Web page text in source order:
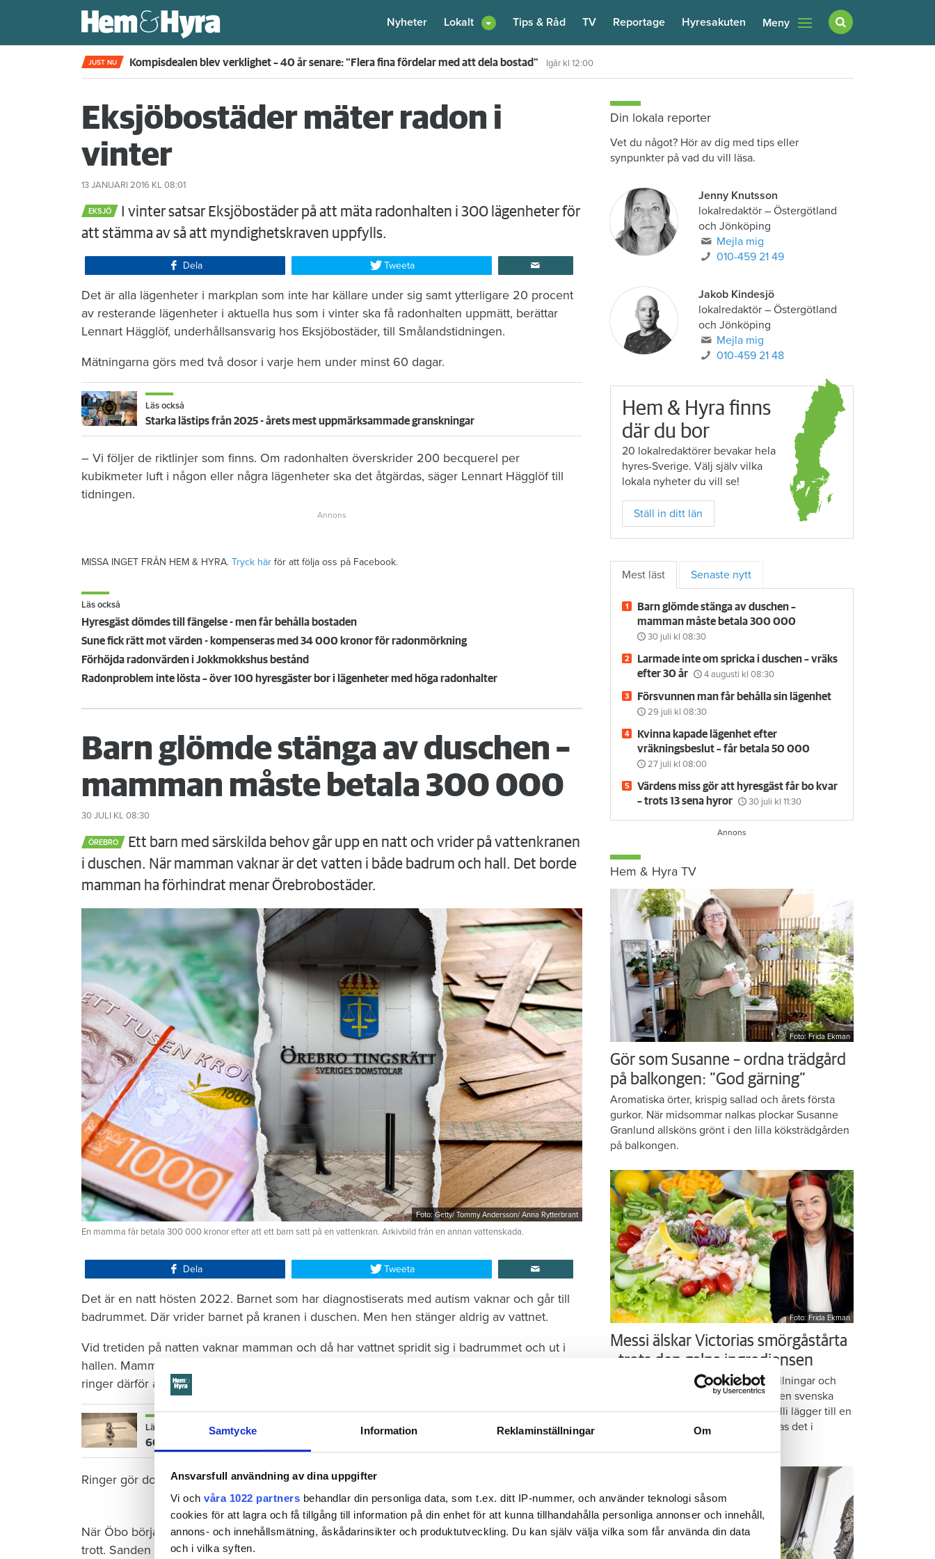
Samtycke Information Reklaminställningar Om
Ansvarsfull användning av dina uppgifter
Vi och våra 1022 partners behandlar din personliga data, som t.ex. ditt IP-nummer, och använder teknologi såsom
cookies för att lagra och få tillgång till information på din enhet för att kunna tillhandahålla personliga annonser och innehåll,
annons- och innehållsmätning, åskådarinsikter och produktutveckling. Du kan själv välja vilka som får använda din data
och i vilka syften.
Nyheter Lokalt Tips & Råd TV Reportage Hyresakuten Meny
JUST NU Kompisdealen blev verklighet – 40 år senare: "Flera fina fördelar med att dela bostad" Igår kl 12:00
Eksjöbostäder mäter radon i
vinter
13 JANUARI 2016 KL 08:01
EKSJÖ
I vinter satsar Eksjöbostäder på att mäta radonhalten i 300 lägenheter för
att stämma av så att myndighetskraven uppfylls.
Dela Tweeta
Det är alla lägenheter i markplan som inte har källare under sig samt ytterligare 20 procent
av resterande lägenheter i aktuella hus som i vinter ska få radonhalten uppmätt, berättar
Lennart Hägglöf, underhållsansvarig hos Eksjöbostäder, till Smålandstidningen.
Mätningarna görs med två dosor i varje hem under minst 60 dagar.
Läs också
Starka lästips från 2025 - årets mest uppmärksammade granskningar
– Vi följer de riktlinjer som finns. Om radonhalten överskrider 200 becquerel per
kubikmeter luft i någon eller några lägenheter ska det åtgärdas, säger Lennart Hägglöf till
tidningen.
MISSA INGET FRÅN HEM & HYRA. Tryck här för att följa oss på Facebook.
Läs också
Hyresgäst dömdes till fängelse - men får behålla bostaden
Sune fick rätt mot värden - kompenseras med 34 000 kronor för radonmörkning
Förhöjda radonvärden i Jokkmokkshus bestånd
Radonproblem inte lösta – över 100 hyresgäster bor i lägenheter med höga radonhalter
Barn glömde stänga av duschen –
mamman måste betala 300 000
30 JULI KL 08:30
ÖREBRO
Ett barn med särskilda behov går upp en natt och vrider på vattenkranen
i duschen. När mamman vaknar är det vatten i både badrum och hall. Det borde
mamman ha förhindrat menar Örebrobostäder.
Foto: Getty/ Tommy Andersson/ Anna Rytterbrant
En mamma får betala 300 000 kronor efter att ett barn satt på en vattenkran. Arkivbild från en annan vattenskada.
Dela Tweeta
Det är en natt hösten 2022. Barnet som har diagnostiserats med autism vaknar och går till
badrummet. Där vrider barnet på kranen i duschen. Men hen stänger aldrig av vattnet.
Vid tretiden på natten vaknar mamman och då har vattnet spridit sig i badrummet och ut i
hallen. Mamman torkar förtvivlat upp vattnet och tror därmed att saken är ur världen. Hon
ringer därför aldrig till sin hyresvärd Örebrobostäder, Öbo, och berättar om olyckan.
Läs också
600 kronor dyrare att bo efter vattenskada i Varberg
Ringer gör dock grannen nedanför – när det börjar läcka vatten genom taket.
När Öbo börjar undersöka skadan i januari 2023 visar det sig att den är större än man först
trott. Sanden under golvet har sugit upp vattnet så att det spridit sig in i både kök och
Din lokala reporter
Vet du något? Hör av dig med tips eller
synpunkter på vad du vill läsa.
Jenny Knutsson
lokalredaktör– Östergötland
och Jönköping
Mejla mig
010-459 21 49
Jakob Kindesjö
lokalredaktör– Östergötland
och Jönköping
Mejla mig
010-459 21 48
Hem & Hyra finns
där du bor
20 lokalredaktörer bevakar hela
hyres-Sverige. Välj själv vilka
lokala nyheter du vill se!
Ställ in ditt län
Mest läst Senaste nytt
Barn glömde stänga av duschen –
mamman måste betala 300 000
30 juli kl 08:30
Larmade inte om spricka i duschen – vräks
efter 30 år
4 augusti kl 08:30
Försvunnen man får behålla sin lägenhet
29 juli kl 08:30
Kvinna kapade lägenhet efter
vräkningsbeslut – får betala 50 000
27 juli kl 08:00
Värdens miss gör att hyresgäst får bo kvar
– trots 13 sena hyror
30 juli kl 11:30
Hem & Hyra TV
Foto: Frida Ekman
Gör som Susanne – ordna trädgård
på balkongen: ”God gärning”
Aromatiska örter, krispig sallad och årets första
gurkor. När midsommar nalkas plockar Susanne
Granlund allsköns grönt i den lilla köksträdgården
på balkongen.
Foto: Frida Ekman
Messi älskar Victorias smörgåstårta
– trots den galna ingrediensen
Formbrödsskivor i rader, krämiga fyllningar och
krispiga grönsaker. Det är basen i den svenska
klassikern smörgåstårta. Victoria Lalli lägger till en
specialingrediens – och ändå vattnas det i